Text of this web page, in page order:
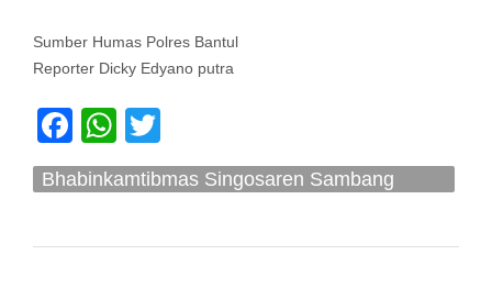
Sumber Humas Polres Bantul
Reporter Dicky Edyano putra
Facebook
WhatsApp
Bhabinkamtibmas Singosaren Sambang